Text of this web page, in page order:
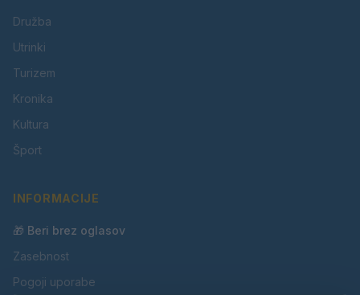
Družba
Utrinki
Turizem
Kronika
Kultura
Šport
INFORMACIJE
🎁 Beri brez oglasov
Zasebnost
Pogoji uporabe